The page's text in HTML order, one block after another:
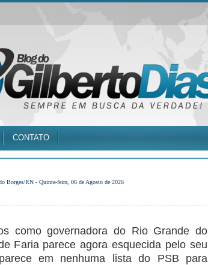
CONTATO
Borges/RN - Quinta-feira, 06 de Agosto de 2026
como governadora do Rio Grande do
Faria parece agora esquecida pelo seu
em nenhuma lista do PSB para